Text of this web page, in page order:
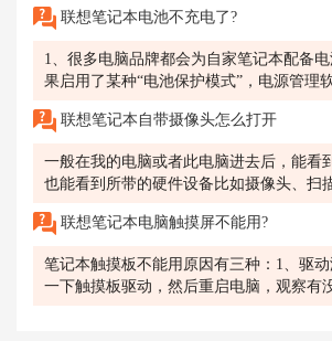
联想笔记本电池不充电了?
1、很多电脑品牌都会为自家笔记本配备
果启用了某种“电池保护模式”，电源管理
联想笔记本自带摄像头怎么打开
一般在我的电脑或者此电脑进去后，能看
也能看到所带的硬件设备比如摄像头、扫
联想笔记本电脑触摸屏不能用?
笔记本触摸板不能用原因有三种：1、驱
一下触摸板驱动，然后重启电脑，观察有